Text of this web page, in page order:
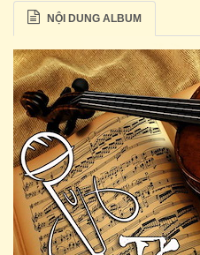
NỘI DUNG ALBUM